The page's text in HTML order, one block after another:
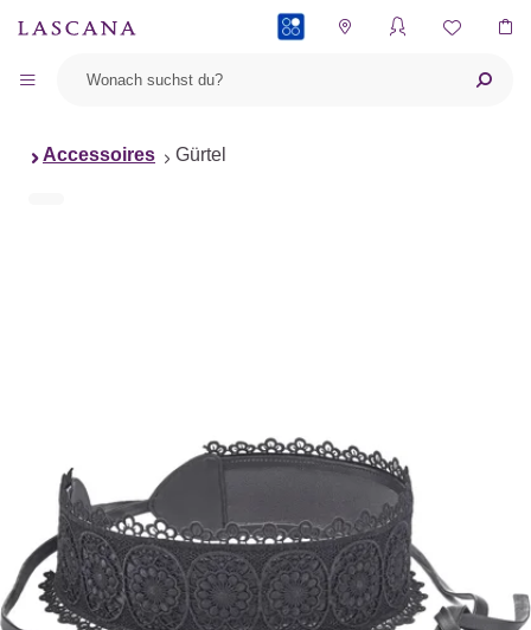
Accessoires Gürtel